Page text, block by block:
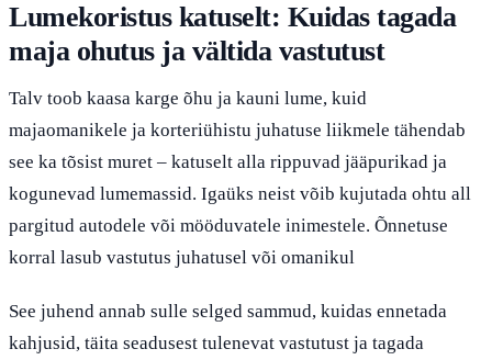
Lumekoristus katuselt: Kuidas tagada
maja ohutus ja vältida vastutust
Talv toob kaasa karge õhu ja kauni lume, kuid
majaomanikele ja korteriühistu juhatuse liikmele tähendab
see ka tõsist muret – katuselt alla rippuvad jääpurikad ja
kogunevad lumemassid. Igaüks neist võib kujutada ohtu all
pargitud autodele või mööduvatele inimestele. Õnnetuse
korral lasub vastutus juhatusel või omanikul
See juhend annab sulle selged sammud, kuidas ennetada
kahjusid, täita seadusest tulenevat vastutust ja tagada